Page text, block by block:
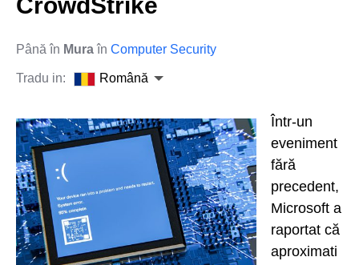
Până în Muraîn Computer Security
Tradu in: Română
Într-un
eveniment
fără
precedent,
Microsoft a
raportat că
aproximati